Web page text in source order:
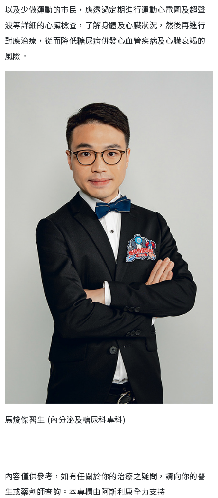
以及少做運動的市民，應透過定期進行運動心電圖及超聲
波等詳細的心臟檢查，了解身體及心臟狀況，然後再進行
對應治療，從而降低糖尿病併發心血管疾病及心臟衰竭的
風險。
馬焌傑醫生 (內分泌及糖尿科專科)
內容僅供參考，如有任關於你的治療之疑問，請向你的醫
生或藥劑師查詢。本專欄由阿斯利康全力支持